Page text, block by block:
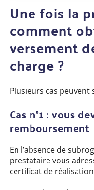
Une fois la
comment
versement
charge ?
Plusieurs cas peuvent
Cas n°1 : vous
remboursement
En l’absence de
prestataire vous
certificat de